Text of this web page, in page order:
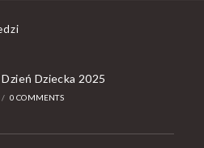
Dziecka 2025
/ 0 COMMENTS